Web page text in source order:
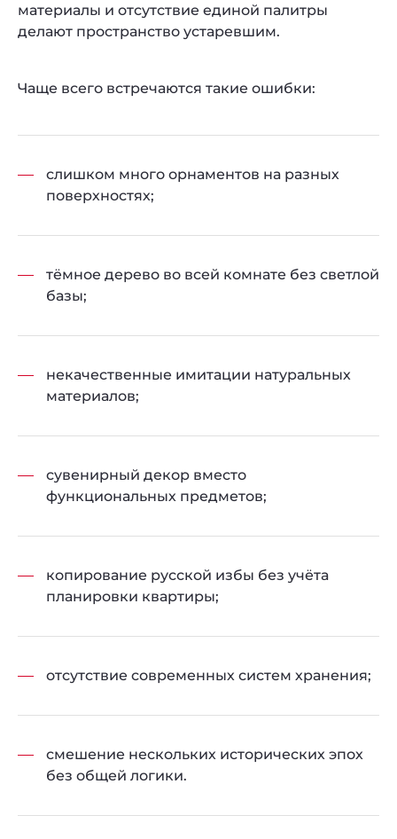
материалы и отсутствие единой палитры
делают пространство устаревшим.
Чаще всего встречаются такие ошибки:
слишком много орнаментов на разных
поверхностях;
тёмное дерево во всей комнате без светлой
базы;
некачественные имитации натуральных
материалов;
сувенирный декор вместо
функциональных предметов;
копирование русской избы без учёта
планировки квартиры;
отсутствие современных систем хранения;
смешение нескольких исторических эпох
без общей логики.